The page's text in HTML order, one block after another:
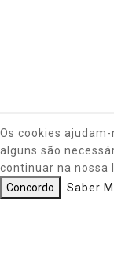
Os cookies
alguns são
continuar na nossa
Concordo
Saber